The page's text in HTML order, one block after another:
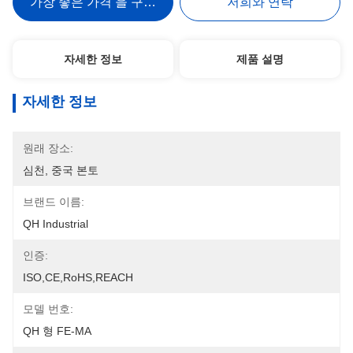
자세한 정보 제품 설명
자세한 정보
원래 장소:
심천, 중국 본토
브랜드 이름:
QH Industrial
인증:
ISO,CE,RoHS,REACH
모델 번호:
QH 형 FE-MA